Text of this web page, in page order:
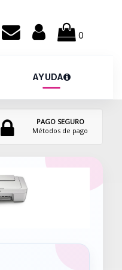
0
AYUDA
PAGO SEGURO
Métodos de pago